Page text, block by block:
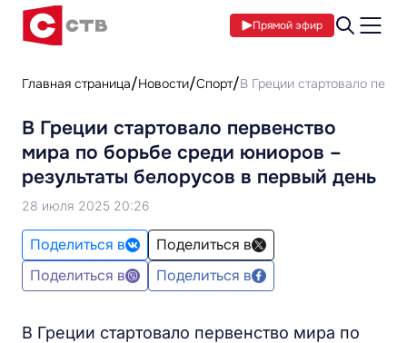
Прямой эфир
Главная страница Новости Спорт В Греции стартовало
В Греции стартовало первенство
мира по борьбе среди юниоров –
результаты белорусов в первый день
28 июля 2025 20:26
Поделиться в
Поделиться в
Поделиться в
Поделиться в
В Греции стартовало первенство мира по